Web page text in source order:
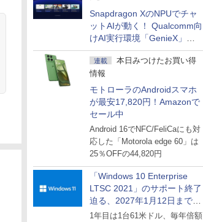
Snapdragon XのNPUでチャ
ットAIが動く！ Qualcomm向
けAI実行環境「GenieX」を
試してみた
連載
本日みつけたお買い得
情報
モトローラのAndroidスマホ
が最安17,820円！Amazonで
セール中
Android 16でNFC/FeliCaにも対
応した「Motorola edge 60」は
25％OFFの44,820円
「Windows 10 Enterprise
LTSC 2021」のサポート終了
迫る、2027年1月12日まで
～ESUは9月1日から販売
1年目は1台61米ドル、毎年倍額